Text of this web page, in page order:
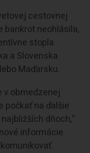
cestovnej
neohlásila,
stopla
a Slovenska
Maďarsku.
v obmedzenej
počkať na ďalšie
dňoch,“
informácie